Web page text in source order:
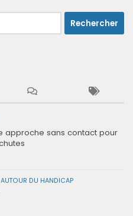
approche sans contact pour
AUTOUR DU HANDICAP